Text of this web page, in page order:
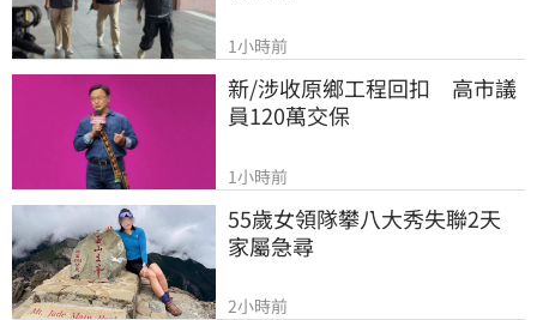
1小時前
新/涉收原鄉工程回扣　高市議
員120萬交保
1小時前
55歲女領隊攀八大秀失聯2天
家屬急尋
2小時前